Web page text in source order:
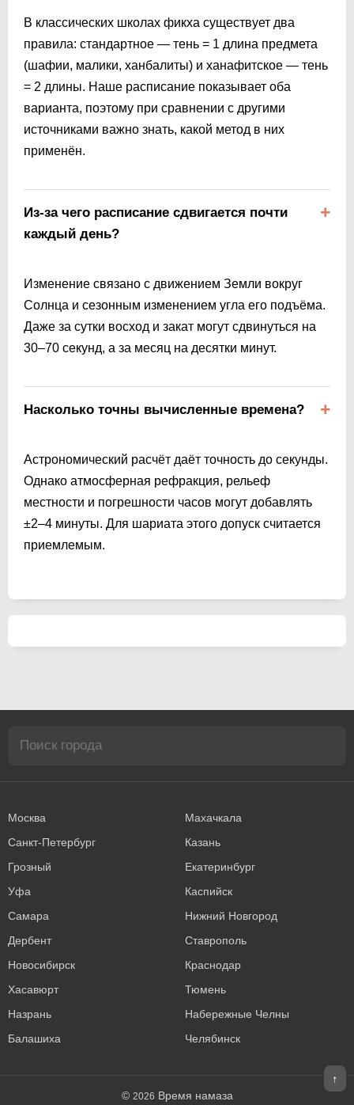
В классических школах фикха существует два
правила: стандартное — тень = 1 длина предмета
(шафии, малики, ханбалиты) и ханафитское — тень
= 2 длины. Наше расписание показывает оба
варианта, поэтому при сравнении с другими
источниками важно знать, какой метод в них
применён.
Из-за чего расписание сдвигается почти
каждый день?
Изменение связано с движением Земли вокруг
Солнца и сезонным изменением угла его подъёма.
Даже за сутки восход и закат могут сдвинуться на
30–70 секунд, а за месяц на десятки минут.
Насколько точны вычисленные времена?
Астрономический расчёт даёт точность до секунды.
Однако атмосферная рефракция, рельеф
местности и погрешности часов могут добавлять
±2–4 минуты. Для шариата этого допуск считается
приемлемым.
Москва
Махачкала
Санкт-Петербург
Казань
Грозный
Екатеринбург
Уфа
Каспийск
Самара
Нижний Новгород
Дербент
Ставрополь
Новосибирск
Краснодар
Хасавюрт
Тюмень
Назрань
Набережные Челны
Балашиха
Челябинск
© 2026 Время намаза
↑